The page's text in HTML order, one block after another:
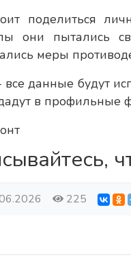
поделиться
они пытались
меры
данные будут
в профильные
225